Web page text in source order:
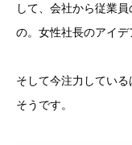
して、会社から従業
の。女性社長のアイデ
そして今注力してい
そうです。